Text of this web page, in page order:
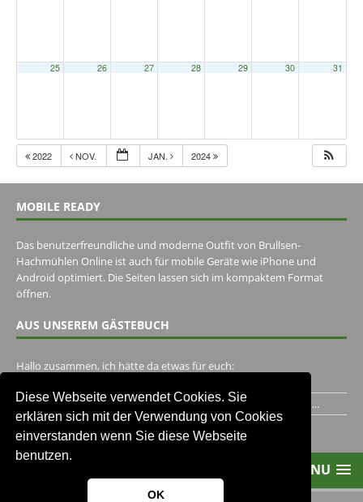
Diese Webseite verwendet Cookies. Sie
erklären sich mit der Verwendung von Cookies
einverstanden wenn Sie diese Webseite
benutzen.
OK
25 26 27 28 29 30 31
2022 NOV. JAN. 2024
MOBILE READY
Das benutzerfreundliche und moderne Outfit von Brullsen-
Hachmühlen Online ist auch für mobile Geräte wie iPhone und
Android optimiert. Die Seiten lassen sich im kompaktem Format
öffnen.
AUS UNSEREM GÄSTEBUCH
Hallo zusammen, ich hätte da etwas für euch:
Ich habe ein Jahr im Gasthaus Hugo Pape verbracht..Habe ihn...
Unser Gästebuch besuchen
MENU